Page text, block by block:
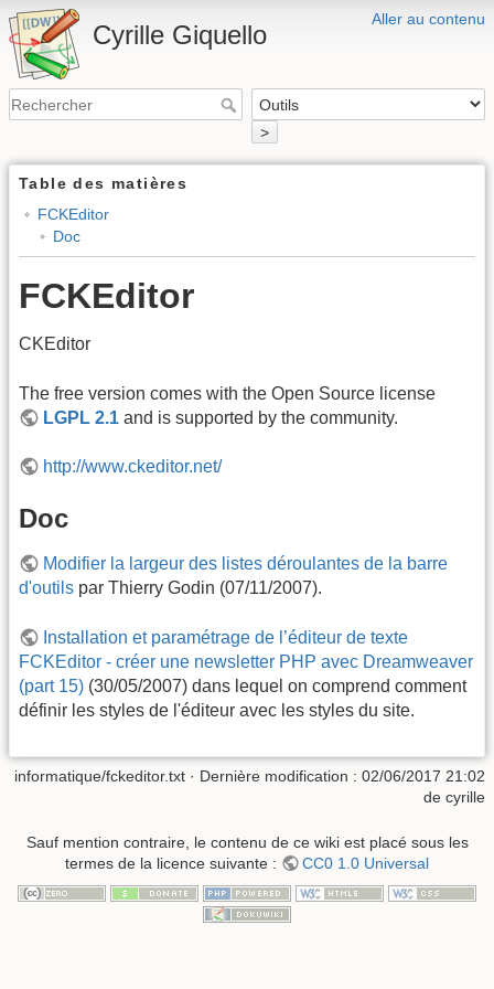
Aller au contenu
Cyrille Giquello
>
Table des matières
FCKEditor
Doc
FCKEditor
CKEditor
The free version comes with the Open Source license
LGPL 2.1 and is supported by the community.
http://www.ckeditor.net/
Doc
Modifier la largeur des listes déroulantes de la barre
d'outils par Thierry Godin (07/11/2007).
Installation et paramétrage de l’éditeur de texte
FCKEditor - créer une newsletter PHP avec Dreamweaver
(part 15) (30/05/2007) dans lequel on comprend comment
définir les styles de l'éditeur avec les styles du site.
informatique/fckeditor.txt · Dernière modification : 02/06/2017 21:02
de cyrille
Sauf mention contraire, le contenu de ce wiki est placé sous les
termes de la licence suivante :
CC0 1.0 Universal